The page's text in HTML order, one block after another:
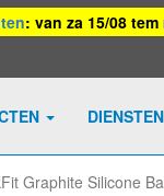
: van za 15/08 tem
DIENSTEN
Graphite Silicone